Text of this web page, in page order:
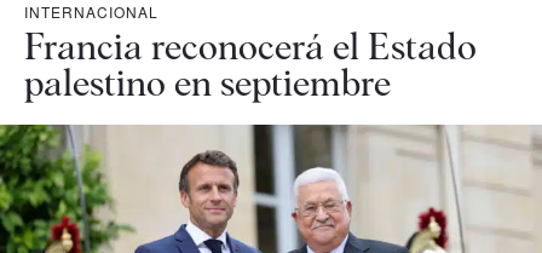
INTERNACIONAL
Francia reconocerá el Estado
palestino en septiembre